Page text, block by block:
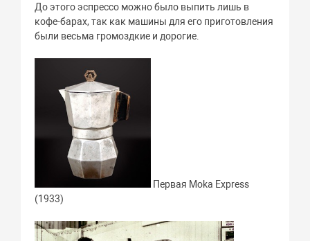
До этого эспрессо можно было выпить лишь в
кофе-барах, так как машины для его приготовления
были весьма громоздкие и дорогие.
Первая Moka Express
(1933)